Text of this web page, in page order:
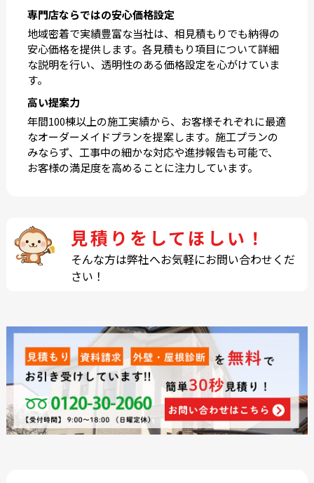
専門店ならではの安心価格設定
地域密着で実績豊富な当社は、相見積もりでも納得の
安心価格を提供します。各見積もり項目について詳細
な説明を行い、透明性のある価格設定を心がけていま
す。
高い提案力
年間100棟以上の施工実績から、お客様それぞれに最適
なオーダーメイドプランを提案します。施工プランの
みならず、工事中の細かな対応や進捗報告も可能で、
お客様の満足度を高めることに注力しています。
見積りをしてほしい！
そんな方は弊社へお気軽にお問い合わせくだ
さい！